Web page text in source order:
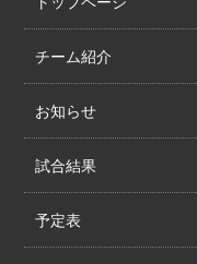
チーム紹介
お知らせ
試合結果
予定表